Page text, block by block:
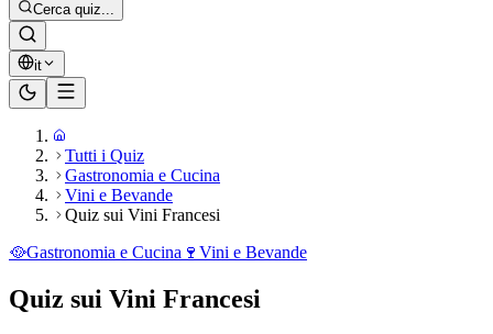
Cerca quiz...
it
Tutti i Quiz
Gastronomia e Cucina
Vini e Bevande
Quiz sui Vini Francesi
🥘Gastronomia e Cucina 🍷 Vini e Bevande
Quiz sui Vini Francesi